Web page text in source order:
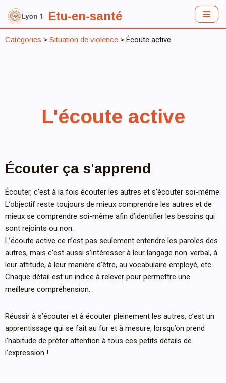
Aller
au
Etu-en-santé
Catégories > Situation de violence > Écoute active
L'écoute active
Écouter ça s'apprend
Écouter, c’est à la fois écouter les autres et s’écouter soi-même.
L’objectif reste toujours de mieux comprendre les autres et de
mieux se comprendre soi-même afin d’identifier les besoins qui
sont rejoints ou non.
L’écoute active ce n’est pas seulement entendre les paroles des
autres, mais c’est aussi s’intéresser à leur langage non-verbal, à
leur attitude, à leur manière d’être, au vocabulaire employé, etc.
Chaque détail est un indice à relever pour permettre une
meilleure compréhension.
Réussir à s’écouter et à écouter pleinement les autres, c’est un
apprentissage qui se fait au fur et à mesure, lorsqu’on prend
l’habitude de prêter attention à tous ces petits détails de
l’expression !